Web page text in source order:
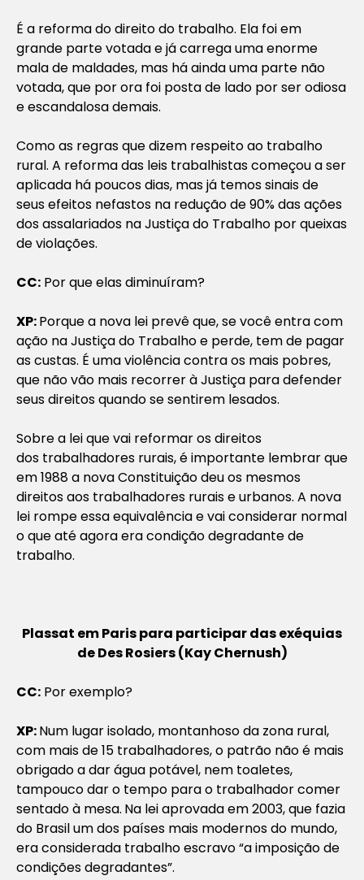
É a reforma do direito do trabalho. Ela foi em
grande parte votada e já carrega uma enorme
mala de maldades, mas há ainda uma parte não
votada, que por ora foi posta de lado por ser odiosa
e escandalosa demais.
Como as regras que dizem respeito ao trabalho
rural. A reforma das leis trabalhistas começou a ser
aplicada há poucos dias, mas já temos sinais de
seus efeitos nefastos na redução de 90% das ações
dos assalariados na Justiça do Trabalho por queixas
de violações.
CC: Por que elas diminuíram?
XP:Porque a nova lei prevê que, se você entra com
ação na Justiça do Trabalho e perde, tem de pagar
as custas. É uma violência contra os mais pobres,
que não vão mais recorrer à Justiça para defender
seus direitos quando se sentirem lesados.
Sobre a lei que vai reformar os direitos
dos trabalhadores rurais, é importante lembrar que
em 1988 a nova Constituição deu os mesmos
direitos aos trabalhadores rurais e urbanos. A nova
lei rompe essa equivalência e vai considerar normal
o que até agora era condição degradante de
trabalho.
Plassat em Paris para participar das exéquias
de Des Rosiers (Kay Chernush)
CC: Por exemplo?
XP:Num lugar isolado, montanhoso da zona rural,
com mais de 15 trabalhadores, o patrão não é mais
obrigado a dar água potável, nem toaletes,
tampouco dar o tempo para o trabalhador comer
sentado à mesa. Na lei aprovada em 2003, que fazia
do Brasil um dos países mais modernos do mundo,
era considerada trabalho escravo “a imposição de
condições degradantes”.